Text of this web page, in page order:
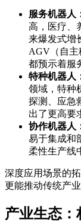
服务机器人
高，医疗、
来爆发式增
AGV（自主
都预示着服
特种机器人
领域，特种
探测、应急
出了更高要
协作机器人
易于集成和
柔性生产线
深度应用场景的
更能推动传统产
产业生态